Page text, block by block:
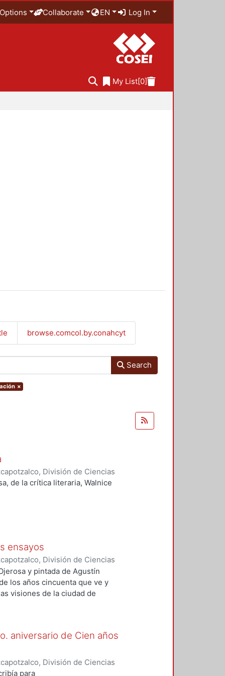
Options Collaborate EN Log In
My List[0]
browse.comcol.by.conahcyt
Search
×
División de Ciencias
Área de Literatura,1985
de la crítica literaria, Walnice
ensayos
División de Ciencias
Área de Literatura,
y pintada de Agustín
los años cincuenta que ve y
visiones de la ciudad de
aniversario de Cien años
División de Ciencias
Área de Literatura
para